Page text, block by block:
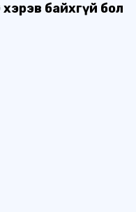
хэрэв байхгүй бол